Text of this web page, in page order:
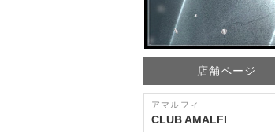
店舗ページ
アマルフィ
CLUB AMALFI